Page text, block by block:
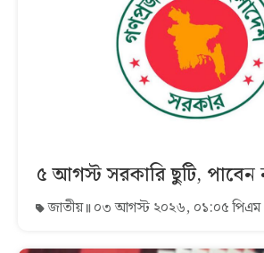
৫ আগস্ট সরকারি ছুটি, পাবেন
জাতীয় ০৩ আগস্ট ২০২৬, ০১:০৫ পিএম